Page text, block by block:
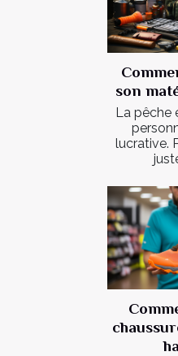
son
La pêche
lucrative.